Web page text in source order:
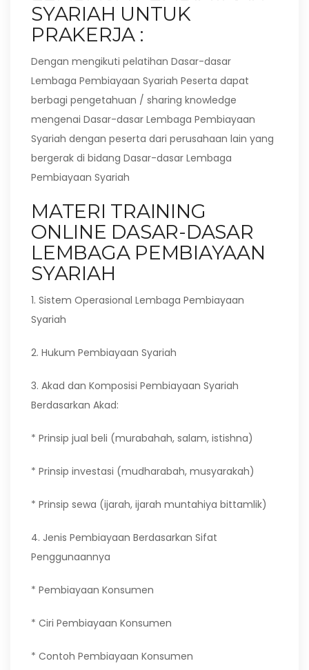
SYARIAH UNTUK
PRAKERJA :
Dengan mengikuti pelatihan Dasar-dasar
Lembaga Pembiayaan Syariah Peserta dapat
berbagi pengetahuan / sharing knowledge
mengenai Dasar-dasar Lembaga Pembiayaan
Syariah dengan peserta dari perusahaan lain yang
bergerak di bidang Dasar-dasar Lembaga
Pembiayaan Syariah
MATERI TRAINING
ONLINE DASAR-DASAR
LEMBAGA PEMBIAYAAN
SYARIAH
1. Sistem Operasional Lembaga Pembiayaan
Syariah
2. Hukum Pembiayaan Syariah
3. Akad dan Komposisi Pembiayaan Syariah
Berdasarkan Akad:
* Prinsip jual beli (murabahah, salam, istishna)
* Prinsip investasi (mudharabah, musyarakah)
* Prinsip sewa (ijarah, ijarah muntahiya bittamlik)
4. Jenis Pembiayaan Berdasarkan Sifat
Penggunaannya
* Pembiayaan Konsumen
* Ciri Pembiayaan Konsumen
* Contoh Pembiayaan Konsumen